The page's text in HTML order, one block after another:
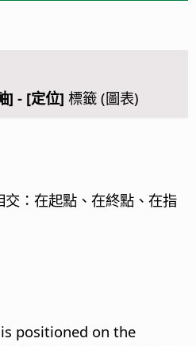
] - [定位] 標籤 (圖表)
：在起點、在終點、在指
positioned on the